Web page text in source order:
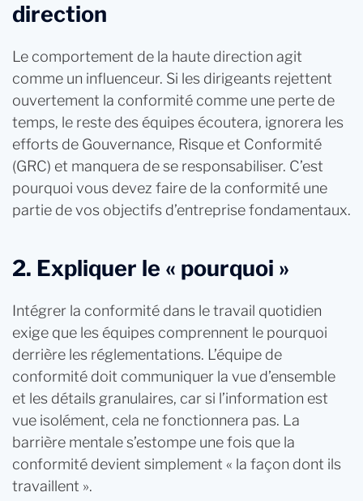
direction
Le comportement de la haute direction agit
comme un influenceur. Si les dirigeants rejettent
ouvertement la conformité comme une perte de
temps, le reste des équipes écoutera, ignorera les
efforts de Gouvernance, Risque et Conformité
(GRC) et manquera de se responsabiliser. C’est
pourquoi vous devez faire de la conformité une
partie de vos objectifs d’entreprise fondamentaux.
2. Expliquer le « pourquoi »
Intégrer la conformité dans le travail quotidien
exige que les équipes comprennent le pourquoi
derrière les réglementations. L’équipe de
conformité doit communiquer la vue d’ensemble
et les détails granulaires, car si l’information est
vue isolément, cela ne fonctionnera pas. La
barrière mentale s’estompe une fois que la
conformité devient simplement « la façon dont ils
travaillent ».